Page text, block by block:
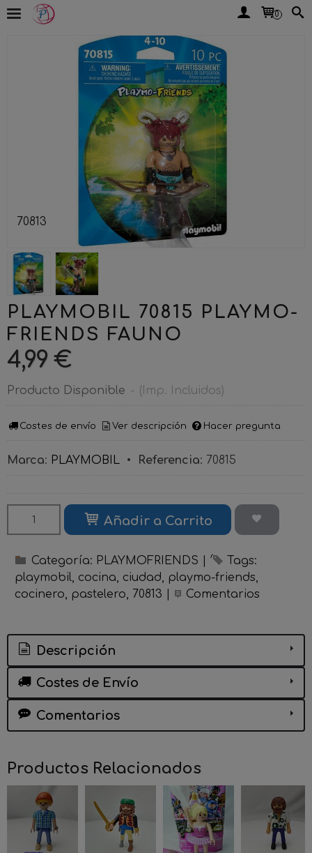
0
70813
PLAYMOBIL 70815 PLAYMO-
FRIENDS FAUNO
4,99 €
Producto Disponible - (Imp. Incluidos)
Costes de envío Ver descripción Hacer pregunta
Marca: PLAYMOBIL • Referencia: 70815
Añadir a Carrito
Categoría: PLAYMOFRIENDS
Tags:
playmobil cocina ciudad
playmo-friends
cocinero
pastelero 70813 Comentarios
Descripción
Costes de Envío
Comentarios
Productos Relacionados